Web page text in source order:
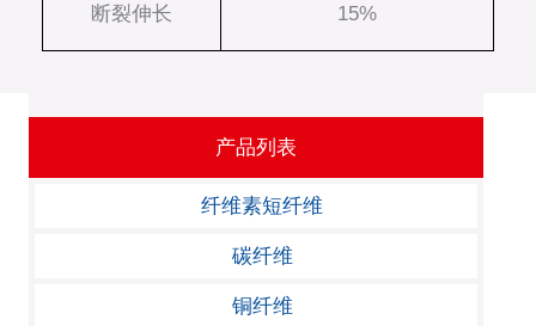
断裂伸长 15%
产品列表
纤维素短纤维
碳纤维
铜纤维